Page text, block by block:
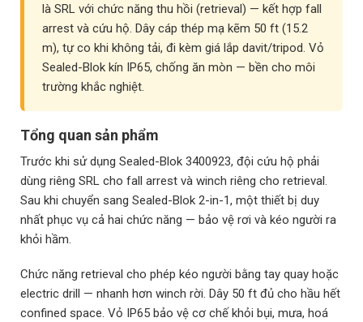
là SRL với chức năng thu hồi (retrieval) — kết hợp fall
arrest và cứu hộ. Dây cáp thép mạ kẽm 50 ft (15.2
m), tự co khi không tải, đi kèm giá lắp davit/tripod. Vỏ
Sealed-Blok kín IP65, chống ăn mòn — bền cho môi
trường khắc nghiệt.
Tổng quan sản phẩm
Trước khi sử dụng Sealed-Blok 3400923, đội cứu hộ phải
dùng riêng SRL cho fall arrest và winch riêng cho retrieval.
Sau khi chuyển sang Sealed-Blok 2-in-1, một thiết bị duy
nhất phục vụ cả hai chức năng — bảo vệ rơi và kéo người ra
khỏi hầm.
Chức năng retrieval cho phép kéo người bằng tay quay hoặc
electric drill — nhanh hơn winch rời. Dây 50 ft đủ cho hầu hết
confined space. Vỏ IP65 bảo vệ cơ chế khỏi bụi, mưa, hoá